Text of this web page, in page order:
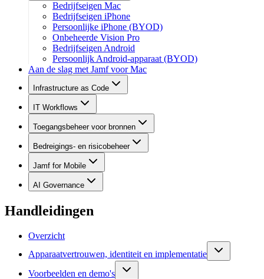
Bedrijfseigen Mac
Bedrijfseigen iPhone
Persoonlijke iPhone (BYOD)
Onbeheerde Vision Pro
Bedrijfseigen Android
Persoonlijk Android-apparaat (BYOD)
Aan de slag met Jamf voor Mac
Infrastructure as Code
IT Workflows
Toegangsbeheer voor bronnen
Bedreigings- en risicobeheer
Jamf for Mobile
AI Governance
Handleidingen
Overzicht
Apparaatvertrouwen, identiteit en implementatie
Voorbeelden en demo's